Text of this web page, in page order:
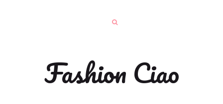
Fashion Ciao